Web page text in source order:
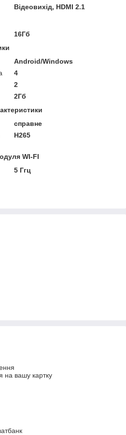
Відеовихід, HDMI 2.1
16Гб
Android/Windows
4
2
2Гб
справне
H265
WI-FI
5 Ггц
на вашу картку